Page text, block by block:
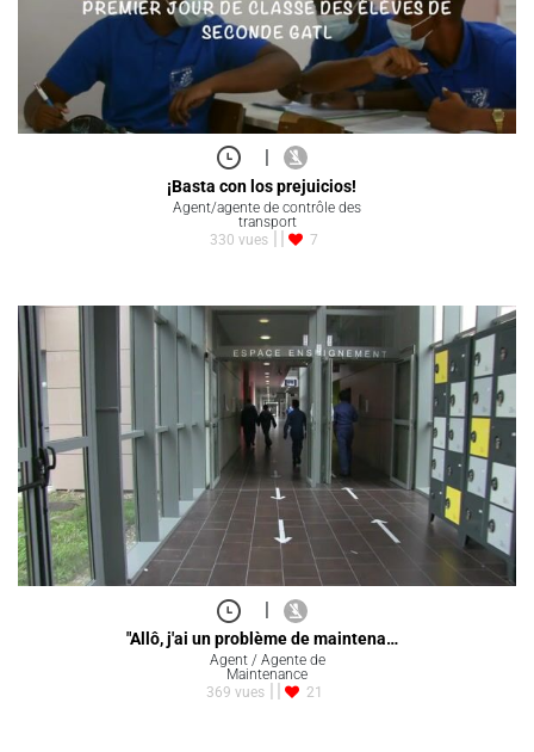
|
¡Basta con los prejuicios!
Agent/agente de contrôle des
transport
330 vues
7
|
"Allô, j'ai un problème de maintena…
Agent / Agente de
Maintenance
369 vues
21